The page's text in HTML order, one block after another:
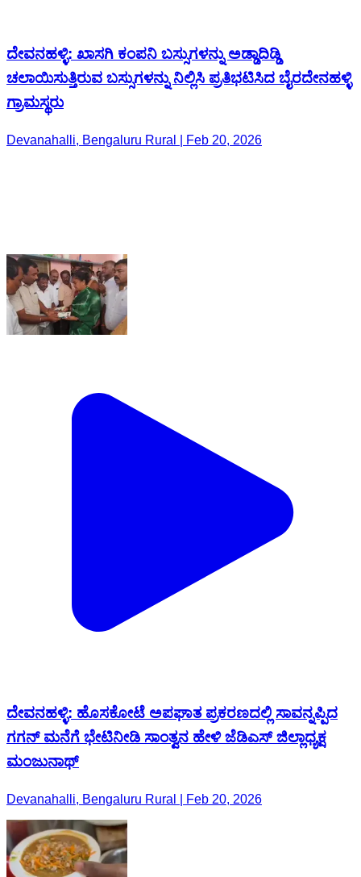
ದೇವನಹಳ್ಳಿ: ಖಾಸಗಿ‌ ಕಂಪನಿ ಬಸ್ಸುಗಳನ್ನು ಅಡ್ಡಾದಿಡ್ಡಿ
ಚಲಾಯಿಸುತ್ತಿರುವ ಬಸ್ಸುಗಳನ್ನು ನಿಲ್ಲಿಸಿ ಪ್ರತಿಭಟಿಸಿದ ಬೈರದೇನಹಳ್ಳಿ
ಗ್ರಾಮಸ್ಥರು
Devanahalli, Bengaluru Rural | Feb 20, 2026
ದೇವನಹಳ್ಳಿ: ಹೊಸಕೋಟೆ ಅಪಘಾತ ಪ್ರಕರಣದಲ್ಲಿ ಸಾವನ್ನಪ್ಪಿದ
Devanahalli, Bengaluru Rural | Feb 20, 2026